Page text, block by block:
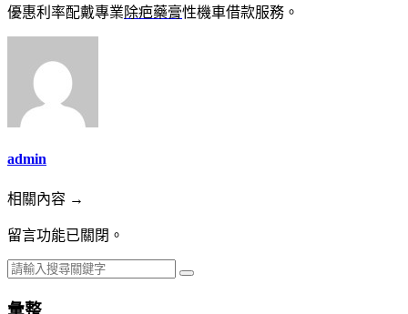
優惠利率配戴專業除疤藥膏性機車借款服務。
admin
相關內容 →
留言功能已關閉。
彙整